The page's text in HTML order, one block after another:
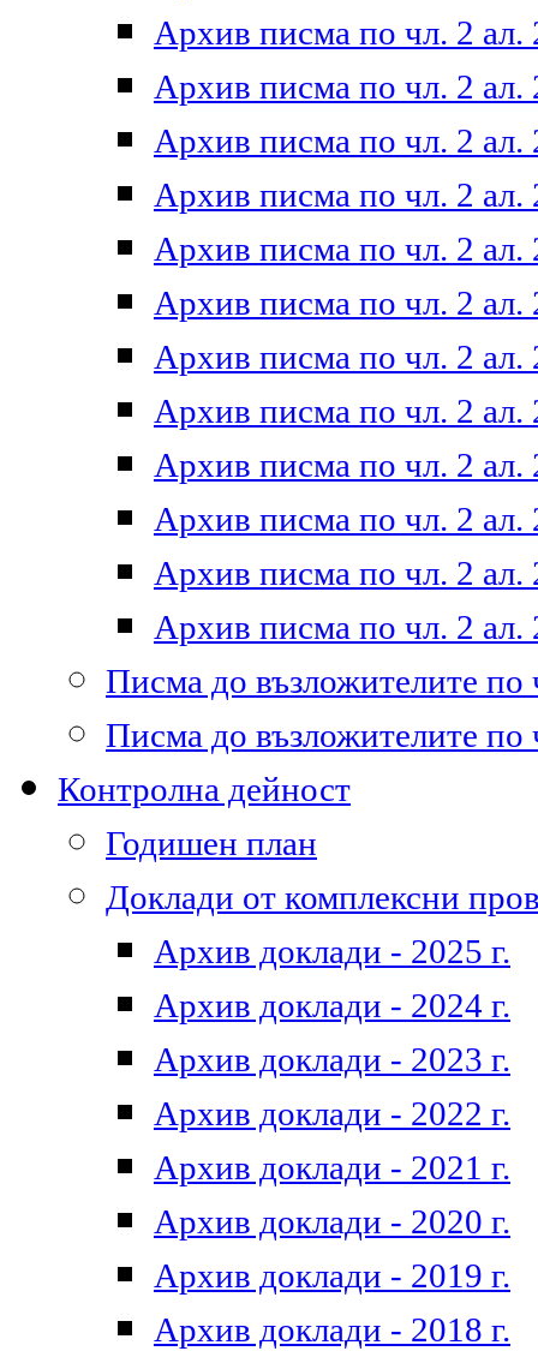
Архив писма по чл. 2 ал.
Архив писма по чл. 2 ал.
Архив писма по чл. 2 ал.
Архив писма по чл. 2 ал.
Архив писма по чл. 2 ал.
Архив писма по чл. 2 ал.
Архив писма по чл. 2 ал.
Архив писма по чл. 2 ал.
Архив писма по чл. 2 ал.
Архив писма по чл. 2 ал.
Архив писма по чл. 2 ал.
Архив писма по чл. 2 ал.
Писма до възложителите по
Писма до възложителите по
Контролна дейност
Годишен план
Доклади от комплексни
Архив доклади - 2025 г.
Архив доклади - 2024 г.
Архив доклади - 2023 г.
Архив доклади - 2022 г.
Архив доклади - 2021 г.
Архив доклади - 2020 г.
Архив доклади - 2019 г.
Архив доклади - 2018 г.